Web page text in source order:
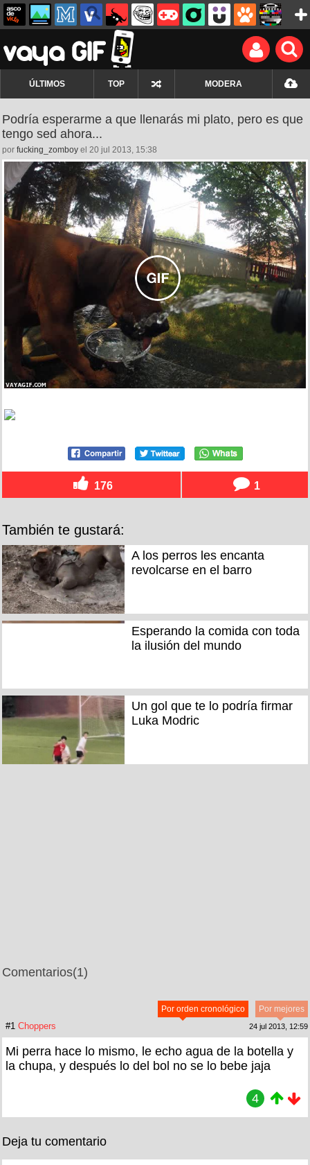
ÚLTIMOS TOP MODERA
Podría esperarme a que llenarás mi plato, pero es que
tengo sed ahora...
por fucking_zomboy el 20 jul 2013, 15:38
176 1
También te gustará:
A los perros les encanta
revolcarse en el barro
Esperando la comida con toda
la ilusión del mundo
Un gol que te lo podría firmar
Luka Modric
Comentarios(1)
Por mejores
Por orden cronológico
#1 Choppers 24 jul 2013, 12:59
Mi perra hace lo mismo, le echo agua de la botella y
la chupa, y después lo del bol no se lo bebe jaja
4
Deja tu comentario